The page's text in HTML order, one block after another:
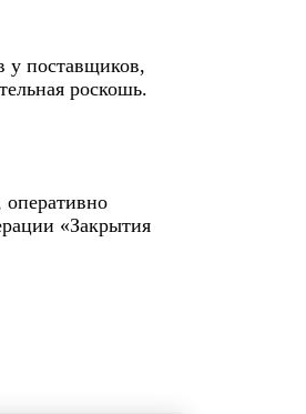
у поставщиков,
роскошь.
оперативно
«Закрытия